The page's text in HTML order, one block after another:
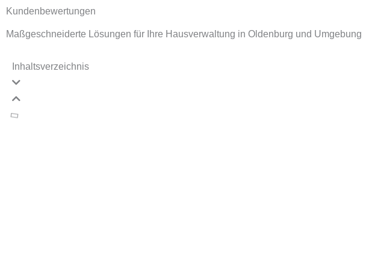
Kundenbewertungen
Maßgeschneiderte Lösungen für Ihre Hausverwaltung in Oldenburg und Umgebung
Inhaltsverzeichnis